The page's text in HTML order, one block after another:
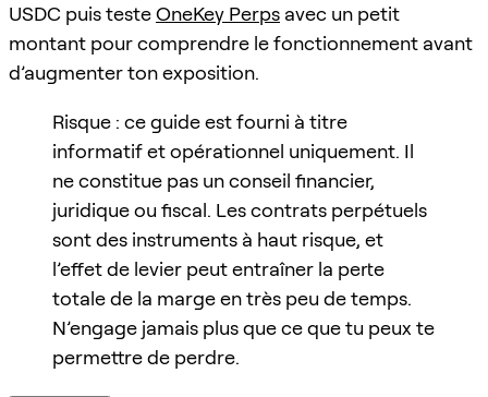
USDC puis testeOneKey Perps avec un petit
montant pour comprendre le fonctionnement avant
d’augmenter ton exposition.
Risque : ce guide est fourni à titre
informatif et opérationnel uniquement. Il
ne constitue pas un conseil financier,
juridique ou fiscal. Les contrats perpétuels
sont des instruments à haut risque, et
l’effet de levier peut entraîner la perte
totale de la marge en très peu de temps.
N’engage jamais plus que ce que tu peux te
permettre de perdre.